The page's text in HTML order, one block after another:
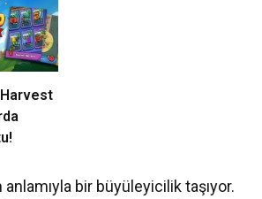
bir büyüleyicilik taşıyor.